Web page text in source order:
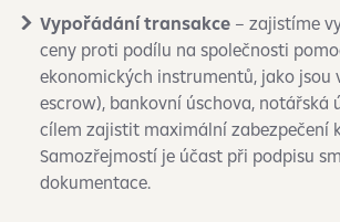
Vypořádání transakce – zajistíme
ceny proti podílu na společnosti
ekonomických instrumentů, jako jsou
escrow), bankovní úschova, notářská
cílem zajistit maximální zabezpečení
Samozřejmostí je účast při podpisu
dokumentace.